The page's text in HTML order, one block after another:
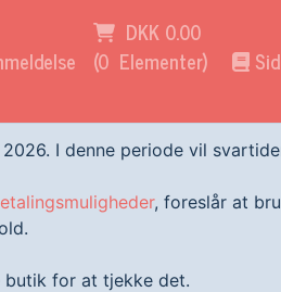
DKK 0.00
(0Elementer)
I denne periode vil
, foreslår at
butik for at tjekke det.